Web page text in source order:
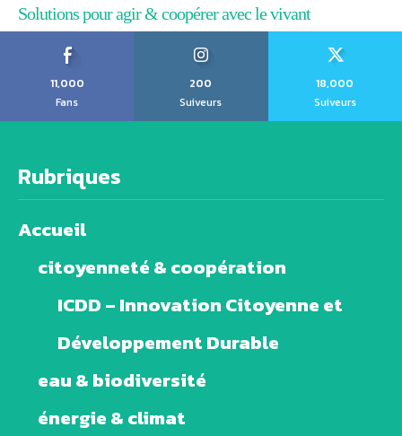
Solutions pour agir & coopérer avec le vivant
11,000
Fans
200
Suiveurs
18,000
Suiveurs
Rubriques
Accueil
citoyenneté & coopération
ICDD – Innovation Citoyenne et
Développement Durable
eau & biodiversité
énergie & climat